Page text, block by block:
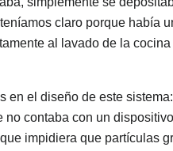
claro porque había
al lavado de la
en el diseño de este
contaba con un
impidiera que partículas